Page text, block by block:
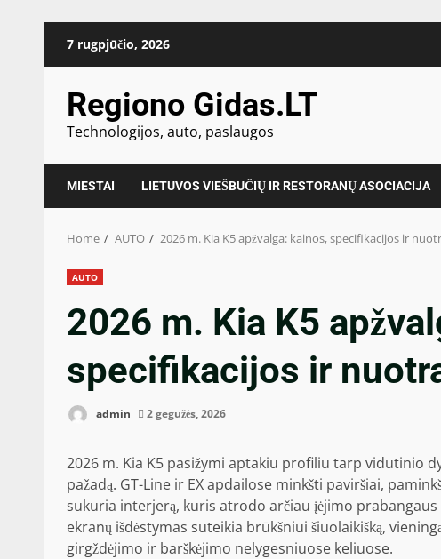
7 rugpjūčio, 2026
Regiono Gidas.LT
Technologijos, auto, paslaugos
MIESTAI LIETUVOS VIEŠBUČIŲ IR RESTORANŲ ASOCIACIJA
Home AUTO 2026 m. Kia K5 apžvalga: kainos, specifikacijos ir
AUTO
2026 m. Kia K5
specifikacijos ir
admin 2 gegužės, 2026
2026 m. Kia K5 pasižymi aptakiu profiliu tarp vidutinio
pažadą. GT-Line ir EX apdailose minkšti paviršiai,
sukuria interjerą, kuris atrodo arčiau įėjimo
ekranų išdėstymas suteikia brūkšniui šiuolaikišką,
girgždėjimo ir barškėjimo nelygesniuose keliuose.